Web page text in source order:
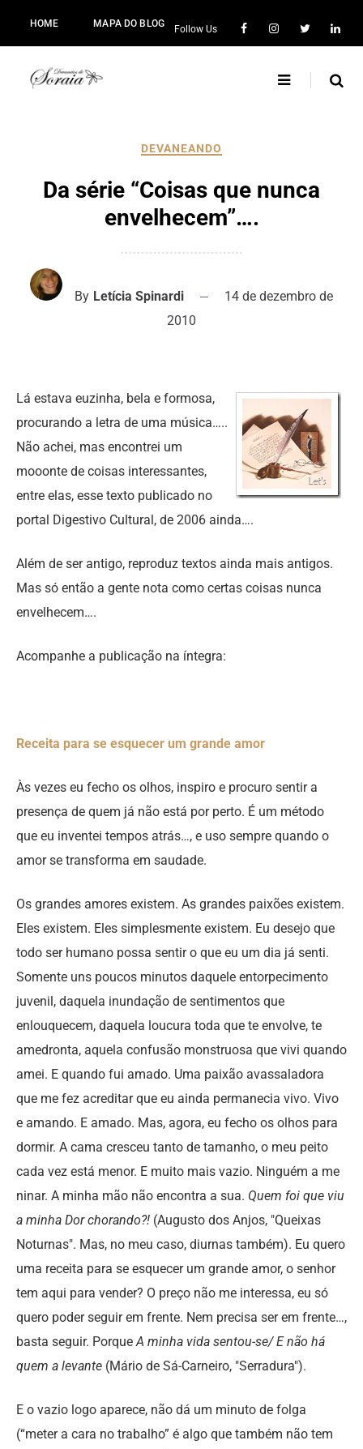
HOME MAPA DO BLOG
Follow Us
DEVANEANDO
Da série “Coisas que nunca
envelhecem”….
By Letícia Spinardi
14 de dezembro de
2010
Lá estava euzinha, bela e formosa,
procurando a letra de uma música…..
Não achei, mas encontrei um
mooonte de coisas interessantes,
entre elas, esse texto publicado no
portal Digestivo Cultural, de 2006 ainda….
Além de ser antigo, reproduz textos ainda mais antigos.
Mas só então a gente nota como certas coisas nunca
envelhecem….
Acompanhe a publicação na íntegra:
Receita para se esquecer um grande amor
Às vezes eu fecho os olhos, inspiro e procuro sentir a
presença de quem já não está por perto. É um método
que eu inventei tempos atrás…, e uso sempre quando o
amor se transforma em saudade.
Os grandes amores existem. As grandes paixões existem.
Eles existem. Eles simplesmente existem. Eu desejo que
todo ser humano possa sentir o que eu um dia já senti.
Somente uns poucos minutos daquele entorpecimento
juvenil, daquela inundação de sentimentos que
enlouquecem, daquela loucura toda que te envolve, te
amedronta, aquela confusão monstruosa que vivi quando
amei. E quando fui amado. Uma paixão avassaladora
que me fez acreditar que eu ainda permanecia vivo. Vivo
e amando. E amado. Mas, agora, eu fecho os olhos para
dormir. A cama cresceu tanto de tamanho, o meu peito
cada vez está menor. E muito mais vazio. Ninguém a me
ninar. A minha mão não encontra a sua. Quem foi que viu
a minha Dor chorando?! (Augusto dos Anjos, "Queixas
Noturnas". Mas, no meu caso, diurnas também). Eu quero
uma receita para se esquecer um grande amor, o senhor
tem aqui para vender? O preço não me interessa, eu só
quero poder seguir em frente. Nem precisa ser em frente…,
basta seguir. PorqueA minha vida sentou-se/ E não há
quem a levante (Mário de Sá-Carneiro, "Serradura").
E o vazio logo aparece, não dá um minuto de folga
(“meter a cara no trabalho” é algo que também não tem